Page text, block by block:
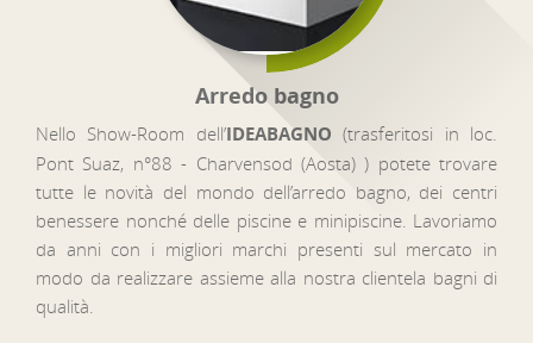
Arredo bagno
Nello Show-Room dell’IDEABAGNO (trasferitosi in loc.
Pont Suaz, n°88 - Charvensod (Aosta) ) potete trovare
tutte le novità del mondo dell’arredo bagno, dei centri
benessere nonché delle piscine e minipiscine. Lavoriamo
da anni con i migliori marchi presenti sul mercato in
modo da realizzare assieme alla nostra clientela bagni di
qualità.